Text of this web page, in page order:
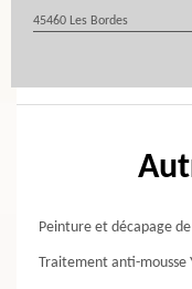
45460 Les Bordes
Peinture et décapage
Traitement anti-mousse